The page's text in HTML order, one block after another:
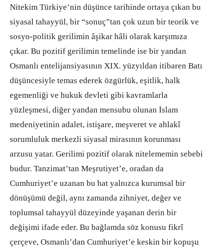
Nitekim Türkiye’nin düşünce tarihinde ortaya çıkan bu
siyasal tahayyül, bir “sonuç”tan çok uzun bir teorik ve
sosyo-politik gerilimin âşikar hâli olarak karşımıza
çıkar. Bu pozitif gerilimin temelinde ise bir yandan
Osmanlı entelijansiyasının XIX. yüzyıldan itibaren Batı
düşüncesiyle temas ederek özgürlük, eşitlik, halk
egemenliği ve hukuk devleti gibi kavramlarla
yüzleşmesi, diğer yandan mensubu olunan İslam
medeniyetinin adalet, istişare, meşveret ve ahlakî
sorumluluk merkezli siyasal mirasının korunması
arzusu yatar. Gerilimi pozitif olarak nitelememin sebebi
budur. Tanzimat’tan Meşrutiyet’e, oradan da
Cumhuriyet’e uzanan bu hat yalnızca kurumsal bir
dönüşümü değil, aynı zamanda zihniyet, değer ve
toplumsal tahayyül düzeyinde yaşanan derin bir
değişimi ifade eder. Bu bağlamda söz konusu fikrî
çerçeve, Osmanlı’dan Cumhuriyet’e keskin bir kopuşu